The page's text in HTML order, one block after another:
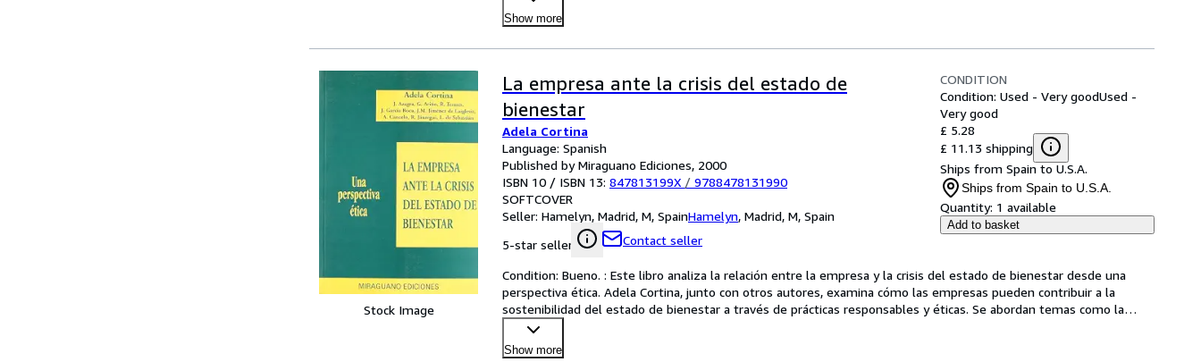
Show more
Stock Image
La empresa ante la crisis del estado de
bienestar
Adela Cortina
Language: Spanish
Published by Miraguano Ediciones, 2000
ISBN 10 / ISBN 13: 847813199X / 9788478131990
SOFTCOVER
Seller: Hamelyn, Madrid, M, SpainHamelyn, Madrid, M, Spain
5-star seller
Contact seller
CONDITION
Condition: Used - Very goodUsed -
Very good
£ 5.28
£ 11.13 shipping
Ships from Spain to U.S.A.
Ships from Spain to U.S.A.
Quantity: 1 available
Add to basket
Condition: Bueno. : Este libro analiza la relación entre la empresa y la crisis del estado de bienestar desde una
perspectiva ética. Adela Cortina, junto con otros autores, examina cómo las empresas pueden contribuir a la
sostenibilidad del estado de bienestar a través de prácticas responsables y éticas. Se abordan temas como la…
Show more